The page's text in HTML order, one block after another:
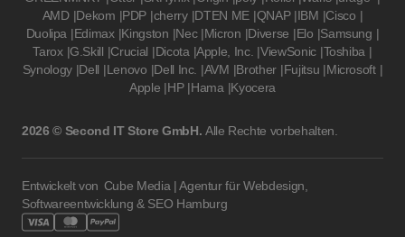
AMD |Dekom |PDP |cherry |DTEN ME |QNAP |IBM |Cisco |
Duolipa |Edimax |Kingston |Nec |Micron |Diverse |Elo |Samsung |
Tarox |G.Skill |Crucial |Dicota |Apple, Inc. |ViewSonic |Toshiba |
Synology |Dell |Lenovo |Dell Inc. |AVM |Brother |Fujitsu |Microsoft |
Apple |HP |Hama |Kyocera
2026 © Second IT Store GmbH. Alle Rechte vorbehalten.
Entwickelt von Cube Media | Agentur für Webdesign,
Softwareentwicklung & SEO Hamburg